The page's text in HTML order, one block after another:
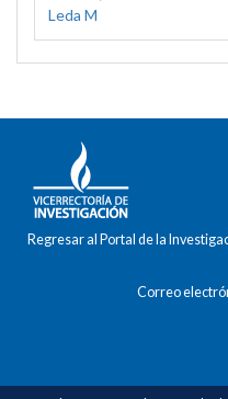
Leda M
Regresar al Portal de la
Correo